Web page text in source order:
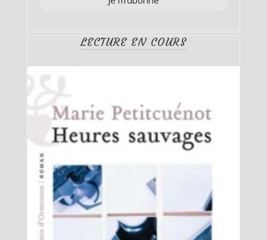
LECTURE EN COURS